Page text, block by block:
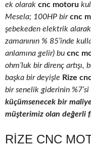
ek olarak cnc motoru
Mesela; 100HP bircnc
şebekeden elektrik
zamanının % 85’inde
anlamına gelir) bu cnc
ohm’luk bir direnç
başka bir deyişle Rize
bir senelik giderinin
küçümsenecek bir
müşterimiz olan değerli
RIZE CNC